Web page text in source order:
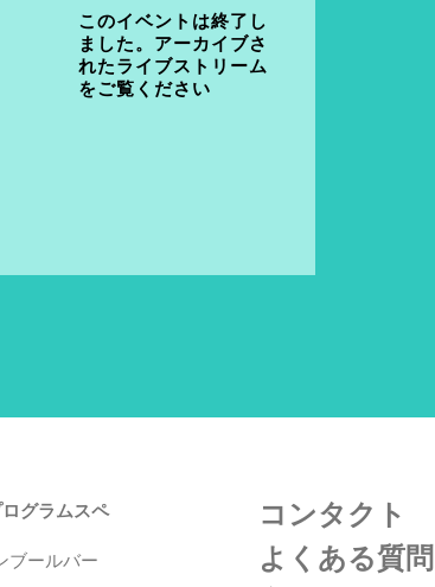
このイベントは終了し
ました。アーカイブさ
れたライブストリーム
をご覧ください
グラムスペ
ブールバー
コンタクト
よくある質問